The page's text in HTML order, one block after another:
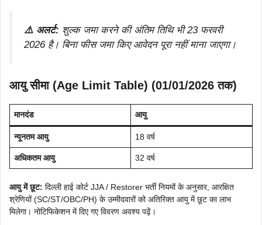
⚠️ अलर्ट: शुल्क जमा करने की अंतिम तिथि भी 23 फरवरी
2026 है। बिना फीस जमा किए आवेदन पूरा नहीं माना जाएगा।
आयु सीमा (Age Limit Table) (01/01/2026 तक)
मानदंड आयु
न्यूनतम आयु 18 वर्ष
अधिकतम आयु 32 वर्ष
आयु में छूट: दिल्ली हाई कोर्ट JJA / Restorer भर्ती नियमों के अनुसार, आरक्षित
श्रेणियों (SC/ST/OBC/PH) के उम्मीदवारों को अतिरिक्त आयु में छूट का लाभ
मिलेगा। नोटिफिकेशन में दिए गए विवरण अवश्य पढ़ें।